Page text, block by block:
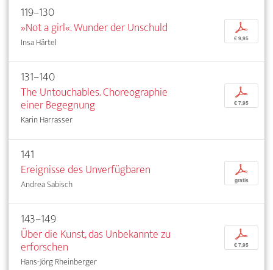
119–130
»Not a girl«. Wunder der Unschuld
Insa Härtel
p
€ 9,95
131–140
The Untouchables. Choreographie
einer Begegnung
Karin Harrasser
p
€ 7,95
141
Ereignisse des Unverfügbaren
Andrea Sabisch
p
gratis
143–149
Über die Kunst, das Unbekannte zu
erforschen
Hans-Jörg Rheinberger
p
€ 7,95